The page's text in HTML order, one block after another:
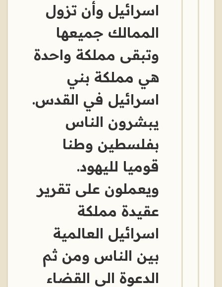
اسرائيل وأن تزول
الممالك جميعها
وتبقى مملكة واحدة
هي مملكة بني
اسرائيل في القدس.
يبشرون الناس
بفلسطين وطنا
قوميا لليهود.
ويعملون على تقرير
عقيدة مملكة
اسرائيل العالمية
بين الناس ومن ثم
الدعوة الى القضاء